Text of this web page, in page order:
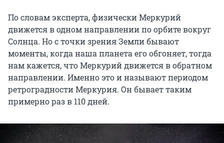
По словам эксперта, физически Меркурий
движется в одном направлении по орбите вокруг
Солнца. Но с точки зрения Земли бывают
моменты, когда наша планета его обгоняет, тогда
нам кажется, что Меркурий движется в обратном
направлении. Именно это и называют периодом
ретроградности Меркурия. Он бывает таким
примерно раз в 110 дней.